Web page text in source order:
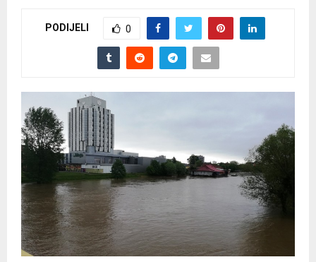
PODIJELI 0